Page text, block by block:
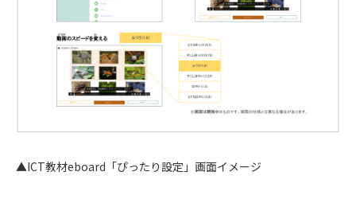
▲ICT教材eboard「ぴったり設定」画面イメージ